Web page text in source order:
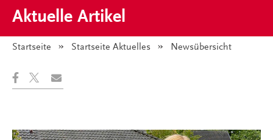
Aktuelle Artikel
Startseite Startseite Aktuelles Angezeigt:
Newsübersicht